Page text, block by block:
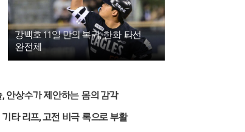
강백호 11일 만의 복귀, 한화 타선
완전체
안상수가 제안하는 몸의 감각
타 리프, 고전 비극 록으로 부활